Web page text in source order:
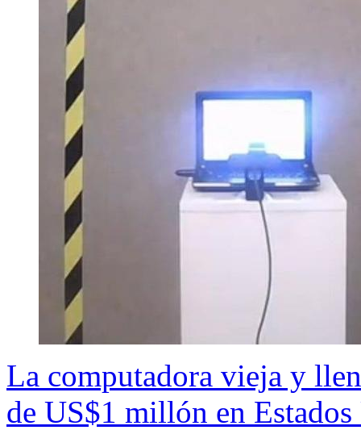
La computadora vieja y
de US$1 millón en